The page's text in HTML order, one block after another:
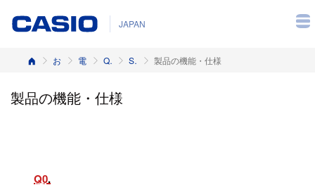
JAPAN
ホーム お客様サポート 電子レジスター Q&A（よくある質問と答え） SR-S4000-EX, SR-C550-EX 製品の機能・仕様
製品の機能・仕様
Q0